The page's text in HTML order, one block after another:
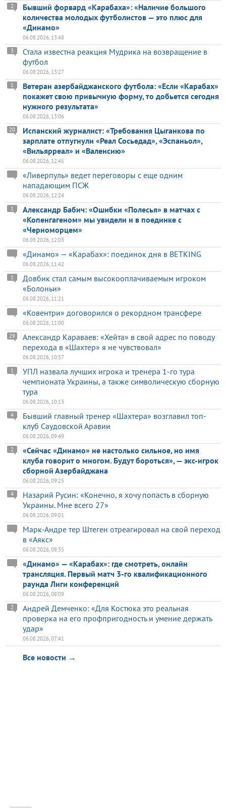
Бывший форвард «Карабаха»: «Наличие большого
количества молодых футболистов — это плюс для
«Динамо»
2
06.08.2026, 13:48
Стала известна реакция Мудрика на возвращение в
футбол
3
06.08.2026, 13:27
Ветеран азербайджанского футбола: «Если «Карабах»
покажет свою привычную форму, то добьется сегодня
нужного результата»
1
06.08.2026, 13:06
Испанский журналист: «Требования Цыганкова по
зарплате отпугнули «Реал Сосьедад», «Эспаньол»,
«Вильярреал» и «Валенсию»
20
06.08.2026, 12:45
«Ливерпуль» ведет переговоры с еще одним
нападающим ПСЖ
06.08.2026, 12:24
Александр Бабич: «Ошибки «Полесья» в матчах с
«Копенгагеном» мы увидели и в поединке с
«Черноморцем»
1
06.08.2026, 12:03
«Динамо» — «Карабах»: поединок дня в BETKING
06.08.2026, 11:42
Довбик стал самым высокооплачиваемым игроком
«Болоньи»
1
06.08.2026, 11:21
«Ковентри» договорился о рекордном трансфере
06.08.2026, 11:00
Александр Караваев: «Хейта» в свой адрес по поводу
перехода в «Шахтер» я не чувствовал»
29
06.08.2026, 10:37
УПЛ назвала лучших игрока и тренера 1-го тура
чемпионата Украины, а также символическую сборную
тура
1
06.08.2026, 10:13
Бывший главный тренер «Шахтера» возглавил топ-
клуб Саудовской Аравии
4
06.08.2026, 09:49
«Сейчас «Динамо» не настолько сильное, но имя
клуба говорит о многом. Будут бороться», — экс-игрок
сборной Азербайджана
2
06.08.2026, 09:25
Назарий Русин: «Конечно, я хочу попасть в сборную
Украины. Мне всего 27»
4
06.08.2026, 09:01
Марк-Андре тер Штеген отреагировал на свой переход
в «Аякс»
06.08.2026, 08:35
«Динамо» — «Карабах»: где смотреть, онлайн
трансляция. Первый матч 3-го квалификационного
раунда Лиги конференций
06.08.2026, 08:09
Андрей Демченко: «Для Костюка это реальная
проверка на его профпригодность и умение держать
удар»
2
06.08.2026, 07:41
Все новости →